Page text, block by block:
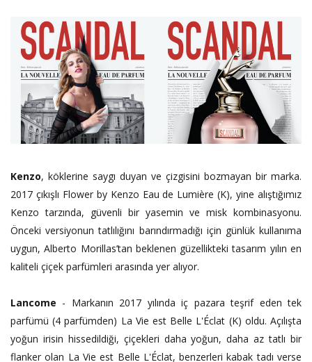
Kenzo, köklerine saygı duyan ve çizgisini bozmayan bir marka.
2017 çıkışlı Flower by Kenzo Eau de Lumière (K), yine alıştığımız
Kenzo tarzında, güvenli bir yasemin ve misk kombinasyonu.
Önceki versiyonun tatlılığını barındırmadığı için günlük kullanıma
uygun, Alberto Morillas’tan beklenen güzellikteki tasarım yılın en
kaliteli çiçek parfümleri arasında yer alıyor.
Lancome - Markanın 2017 yılında iç pazara teşrif eden tek
parfümü (4 parfümden) La Vie est Belle L'Éclat (K) oldu. Açılışta
yoğun irisin hissedildiği, çiçekleri daha yoğun, daha az tatlı bir
flanker olan La Vie est Belle L'Éclat, benzerleri kabak tadı verse